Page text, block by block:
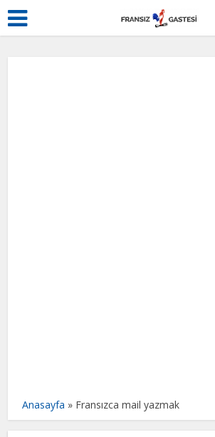
Anasayfa » Fransızca mail yazmak